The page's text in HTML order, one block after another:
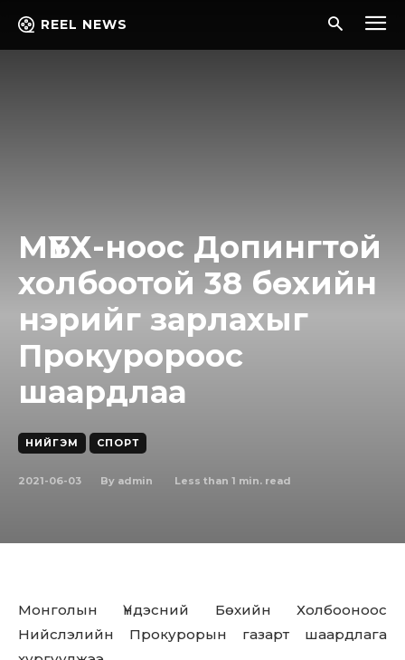
REEL NEWS
МҮБХ-ноос Дoпингтoй
холбоотой 38 бөхийн
нэрийг зарлахыг
Прокуророос
шаардлаа
НИЙГЭМ СПОРТ
2021-06-03 By admin Less than 1 min. read
Монголын Үндэсний Бөхийн Холбооноос
Нийслэлийн Прокурорын газарт шаардлага